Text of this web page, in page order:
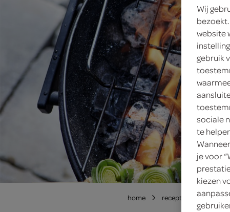
home recepten
Wij
website
gebruik
sociale
te
je voor
kiezen